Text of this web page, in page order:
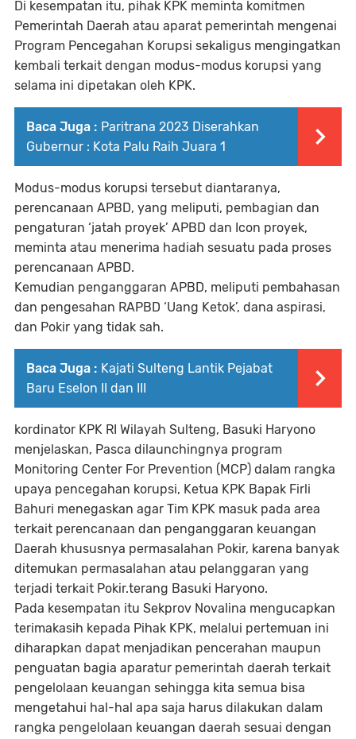
Di kesempatan itu, pihak KPK meminta komitmen
Pemerintah Daerah atau aparat pemerintah mengenai
Program Pencegahan Korupsi sekaligus mengingatkan
kembali terkait dengan modus-modus korupsi yang
selama ini dipetakan oleh KPK.
Baca Juga : Paritrana 2023 Diserahkan
Gubernur : Kota Palu Raih Juara 1
Modus-modus korupsi tersebut diantaranya,
perencanaan APBD, yang meliputi, pembagian dan
pengaturan ‘jatah proyek’ APBD dan Icon proyek,
meminta atau menerima hadiah sesuatu pada proses
perencanaan APBD.
Kemudian penganggaran APBD, meliputi pembahasan
dan pengesahan RAPBD ‘Uang Ketok’, dana aspirasi,
dan Pokir yang tidak sah.
Baca Juga : Kajati Sulteng Lantik Pejabat
Baru Eselon II dan III
kordinator KPK RI Wilayah Sulteng, Basuki Haryono
menjelaskan, Pasca dilaunchingnya program
Monitoring Center For Prevention (MCP) dalam rangka
upaya pencegahan korupsi, Ketua KPK Bapak Firli
Bahuri menegaskan agar Tim KPK masuk pada area
terkait perencanaan dan penganggaran keuangan
Daerah khususnya permasalahan Pokir, karena banyak
ditemukan permasalahan atau pelanggaran yang
terjadi terkait Pokir.terang Basuki Haryono.
Pada kesempatan itu Sekprov Novalina mengucapkan
terimakasih kepada Pihak KPK, melalui pertemuan ini
diharapkan dapat menjadikan pencerahan maupun
penguatan bagia aparatur pemerintah daerah terkait
pengelolaan keuangan sehingga kita semua bisa
mengetahui hal-hal apa saja harus dilakukan dalam
rangka pengelolaan keuangan daerah sesuai dengan